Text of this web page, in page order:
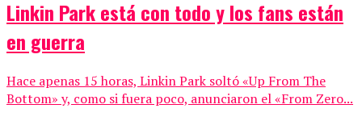
Linkin Park está con todo y los fans están
en guerra
Hace apenas 15 horas, Linkin Park soltó «Up From The
Bottom» y, como si fuera poco, anunciaron el «From Zero...